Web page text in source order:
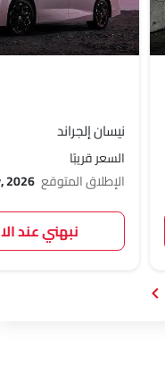
نيسان إلجراند
السعر قريبًا
الإطلاق المتوقع 2026
نبهني عند